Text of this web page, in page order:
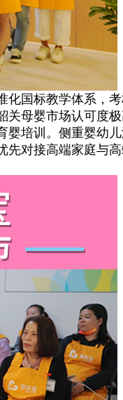
标教学体系，
母婴市场认可度极
训。侧重婴幼
先对接高端家庭与